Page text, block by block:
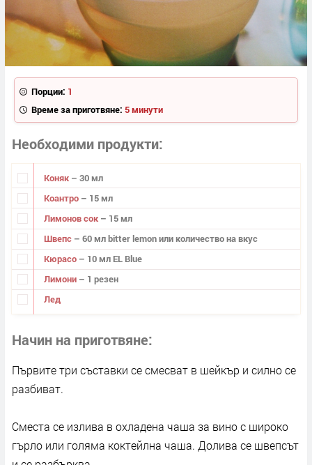
Порции: 1
Време за приготвяне: 5 минути
Необходими продукти
Коняк – 30 мл
Коантро – 15 мл
Лимонов сок – 15 мл
Швепс – 60 мл bitter lemon или количество на вкус
Кюрасо – 10 мл EL Blue
Лимони – 1 резен
Лед
Начин на приготвяне
Първите три съставки се смесват в шейкър и силно се
разбиват.
Сместа се излива в охладена чаша за вино с широко
гърло или голяма коктейлна чаша. Долива се швепсът